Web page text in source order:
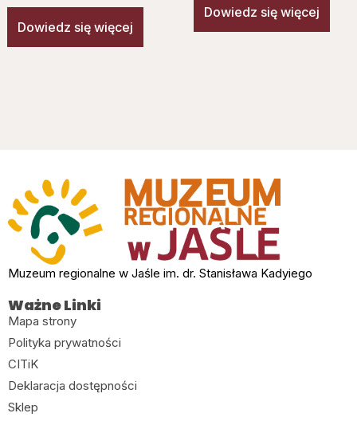
Dowiedz się więcej
Dowiedz się więcej
Muzeum regionalne w Jaśle im. dr. Stanisława Kadyiego
Ważne Linki
Mapa strony
Polityka prywatności
CITiK
Deklaracja dostępności
Sklep